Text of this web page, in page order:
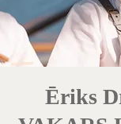
Ēriks